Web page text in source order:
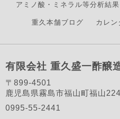
アミノ酸・ミネラル等分析結果
重久本舗ブログ カレン
有限会社 重久盛一酢醸
〒899-4501
鹿児島県霧島市福山町福山
0995-55-2441